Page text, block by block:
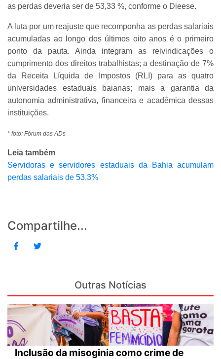
as perdas deveria ser de 53,33 %, conforme o Dieese.
A luta por um reajuste que recomponha as perdas salariais
acumuladas ao longo dos últimos oito anos é o primeiro
ponto da pauta. Ainda integram as reivindicações o
cumprimento dos direitos trabalhistas; a destinação de 7%
da Receita Líquida de Impostos (RLI) para as quatro
universidades estaduais baianas; mais a garantia da
autonomia administrativa, financeira e acadêmica dessas
instituições.
* foto: Fórum das ADs
Leia também
Servidoras e servidores estaduais da Bahia acumulam
perdas salariais de 53,3%
Compartilhe...
Outras Notícias
Inclusão da misoginia como crime de